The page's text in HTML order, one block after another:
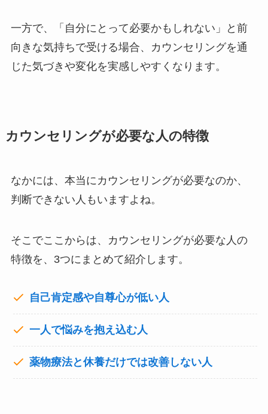
一方で、「自分にとって必要かもしれない」と前
向きな気持ちで受ける場合、カウンセリングを通
じた気づきや変化を実感しやすくなります。
カウンセリングが必要な人の特徴
なかには、本当にカウンセリングが必要なのか、
判断できない人もいますよね。
そこでここからは、カウンセリングが必要な人の
特徴を、3つにまとめて紹介します。
自己肯定感や自尊心が低い人
一人で悩みを抱え込む人
薬物療法と休養だけでは改善しない人